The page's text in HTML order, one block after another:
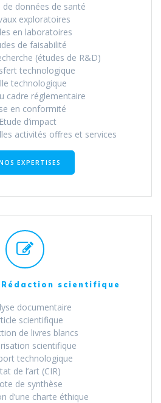
de données de santé
exploratoires
en laboratoires
de faisabilité
(études de R&D)
technologique
technologique
cadre réglementaire
en conformité
d’impact
activités offres et services
EXPERTISES
Rédaction scientifique
documentaire
scientifique
de livres blancs
scientifique
technologique
de l’art (CIR)
de synthèse
d’une charte éthique